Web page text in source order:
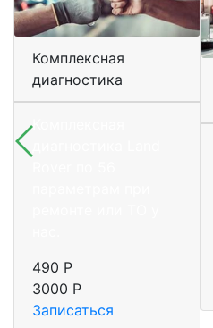
Комплексная
диагностика
Комплексная
490 Р
3000 Р
Записаться